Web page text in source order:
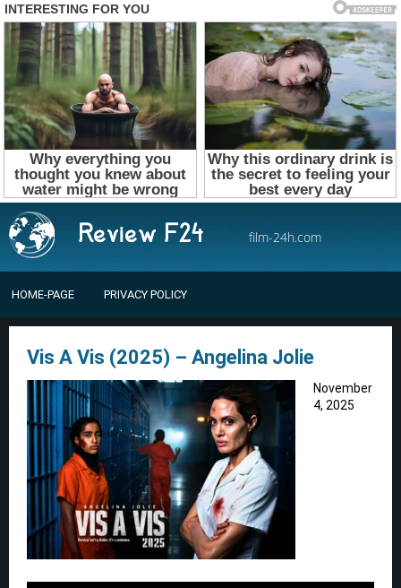
film-24h.com
HOME-PAGE PRIVACY POLICY
Vis A Vis (2025) – Angelina Jolie
November
4, 2025